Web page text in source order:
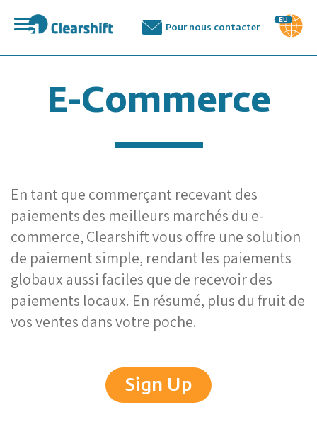
פתח
תפריט
Pour nous contacter
E-Commerce
En tant que commerçant recevant des
paiements des meilleurs marchés du e-
commerce, Clearshift vous offre une solution
de paiement simple, rendant les paiements
globaux aussi faciles que de recevoir des
paiements locaux. En résumé, plus du fruit de
vos ventes dans votre poche.
Sign Up